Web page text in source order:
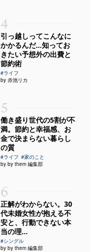
4
引っ越しってこんなに
かかるんだ…知ってお
きたい予想外の出費と
節約術
#ライフ
by 赤池リカ
5
働き盛り世代の5割が不
満。節約と幸福感、お
金で決まらない暮らし
の質
#ライフ #家のこと
by by them 編集部
6
正解がわからない。30
代未婚女性が抱える不
安と、行動できない本
当の理...
#シングル
by by them 編集部